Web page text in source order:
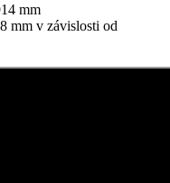
mm
mm v závislosti od